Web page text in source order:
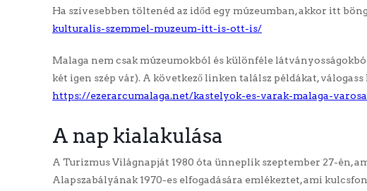
Ha szívesebben töltenéd az időd egy múzeumban, akkor itt
kulturalis-szemmel-muzeum-itt-is-ott-is/
Malaga nem csak múzeumokból és különféle
két igen szép vár). A következő linken találsz példákat, válogass
https://ezerarcumalaga.net/kastelyok-es-varak-malaga-
A nap kialakulása
A Turizmus Világnapját 1980 óta ünneplik szeptember 27-én,
Alapszabályának 1970-es elfogadására emlékeztet, ami